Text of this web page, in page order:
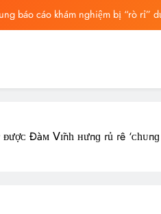
báo cáo khám nghiệm bị “rò rỉ”
báo cáo khám nghiệm bị “rò rỉ”
Ðàᴍ 𝖵ɪ̃пһ ʜưпɡ гủ гê